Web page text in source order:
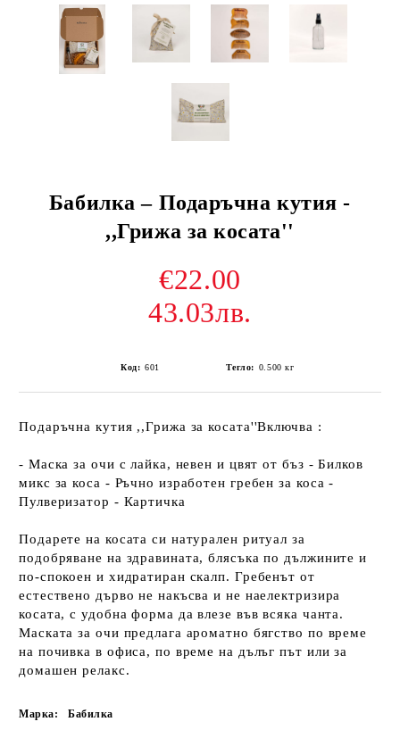
Бабилка – Подаръчна кутия -
,,Грижа за косата''
€22.00
43.03лв.
Код: 601 Тегло: 0.500 кг
Подаръчна кутия ,,Грижа за косата''Включва :
- Маска за очи с лайка, невен и цвят от бъз - Билков
микс за коса - Ръчно изработен гребен за коса -
Пулверизатор - Картичка
Подарете на косата си натурален ритуал за
подобряване на здравината, блясъка по дължините и
по-спокоен и хидратиран скалп. Гребенът от
естествено дърво не накъсва и не наелектризира
косата, с удобна форма да влезе във всяка чанта.
Маската за очи предлага ароматно бягство по време
на почивка в офиса, по време на дълъг път или за
домашен релакс.
Марка: Бабилка